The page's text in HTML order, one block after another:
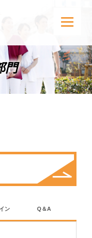
門
ン Q＆A